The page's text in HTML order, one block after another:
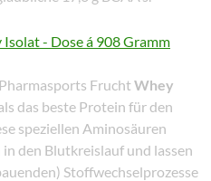
FruchtWhey
das beste Protein für den
speziellen Aminosäuren
den Blutkreislauf und lassen
Stoffwechselprozesse